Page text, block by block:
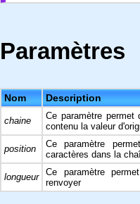
Paramètres
Nom Description
chaine
Ce paramètre permet
contenu la valeur
position
Ce paramètre
caractères dans la
longueur
Ce paramètre
renvoyer